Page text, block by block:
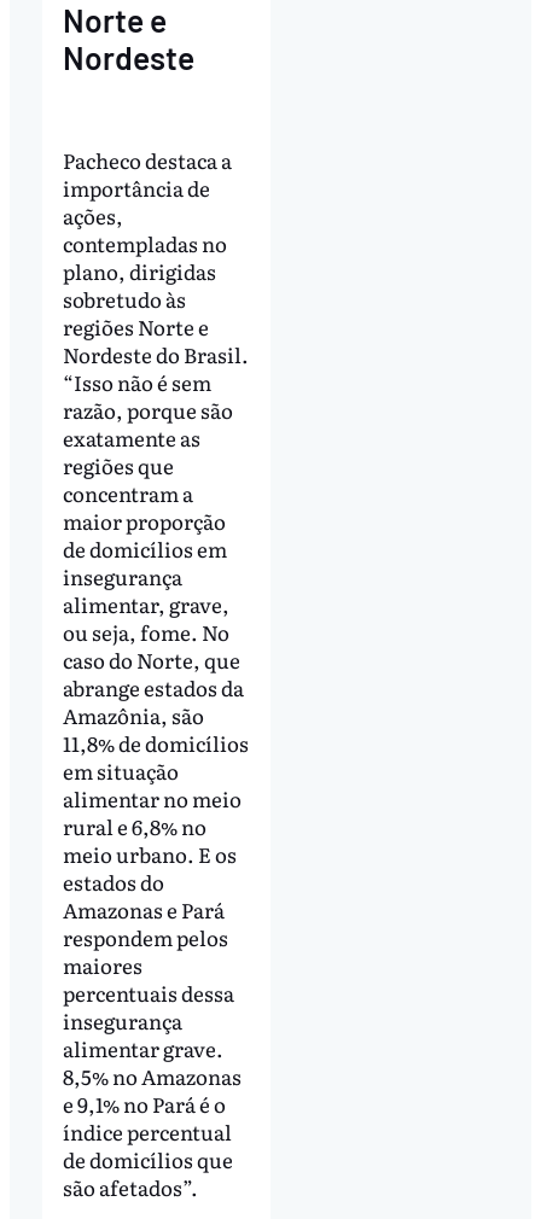
Norte e
Nordeste
Pacheco destaca a
importância de
ações,
contempladas no
plano, dirigidas
sobretudo às
regiões Norte e
Nordeste do Brasil.
“Isso não é sem
razão, porque são
exatamente as
regiões que
concentram a
maior proporção
de domicílios em
insegurança
alimentar, grave,
ou seja, fome. No
caso do Norte, que
abrange estados da
Amazônia, são
11,8% de domicílios
em situação
alimentar no meio
rural e 6,8% no
meio urbano. E os
estados do
Amazonas e Pará
respondem pelos
maiores
percentuais dessa
insegurança
alimentar grave.
8,5% no Amazonas
e 9,1% no Pará é o
índice percentual
de domicílios que
são afetados”.